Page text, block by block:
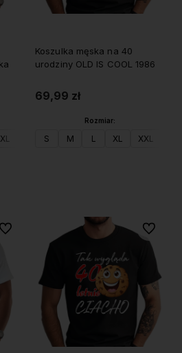
Koszulka męska na 40
urodziny OLD IS COOL 1986
69,99 zł
Rozmiar:
S M L XL XXL
Do ulubionych Do